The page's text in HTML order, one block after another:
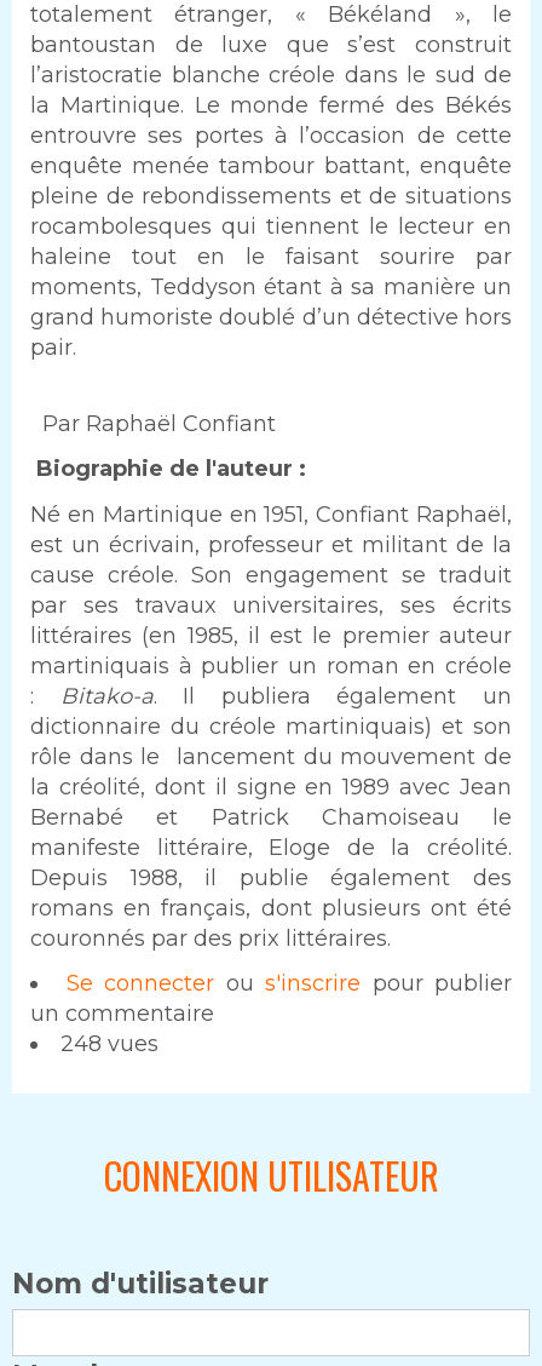
totalement étranger, « Békéland », le
bantoustan de luxe que s’est construit
l’aristocratie blanche créole dans le sud de
la Martinique. Le monde fermé des Békés
entrouvre ses portes à l’occasion de cette
enquête menée tambour battant, enquête
pleine de rebondissements et de situations
rocambolesques qui tiennent le lecteur en
haleine tout en le faisant sourire par
moments, Teddyson étant à sa manière un
grand humoriste doublé d’un détective hors
pair.
Par Raphaël Confiant
Biographie de l'auteur :
Né en Martinique en 1951, Confiant Raphaël,
est un écrivain, professeur et militant de la
cause créole. Son engagement se traduit
par ses travaux universitaires, ses écrits
littéraires (en 1985, il est le premier auteur
martiniquais à publier un roman en créole
:
Bitako-a. Il publiera également un
dictionnaire du créole martiniquais) et son
rôle dans le lancement du mouvement de
la créolité, dont il signe en 1989 avec Jean
Bernabé et Patrick Chamoiseau le
manifeste littéraire, Eloge de la créolité.
Depuis 1988, il publie également des
romans en français, dont plusieurs ont été
couronnés par des prix littéraires.
Se connecter ou s'inscrire pour publier
un commentaire
248 vues
CONNEXION UTILISATEUR
Nom d'utilisateur